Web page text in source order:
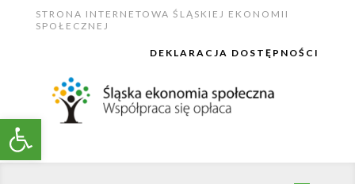
Open toolbar
content
STRONA INTERNETOWA ŚLĄSKIEJ EKONOMII
SPOŁECZNEJ
DEKLARACJA DOSTĘPNOŚCI